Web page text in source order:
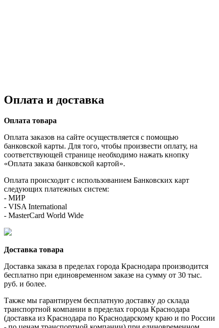
Оплата и доставка
Оплата товара
Оплата заказов на сайте осуществляется с помощью
банковской карты. Для того, чтобы произвести оплату, на
соответствующей странице необходимо нажать кнопку
«Оплата заказа банковской картой».
Оплата происходит с использованием Банковских карт
следующих платежных систем:
- МИР
- VISA International
- MasterCard World Wide
Доставка товара
Доставка заказа в пределах города Краснодара производится
бесплатно при единовременном заказе на сумму от 30 тыс.
руб. и более.
Также мы гарантируем бесплатную доставку до склада
транспортной компании в пределах города Краснодара
(доставка из Краснодара по Краснодарскому краю и по России